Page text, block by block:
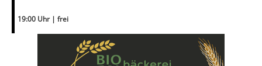
19:00 Uhr | frei